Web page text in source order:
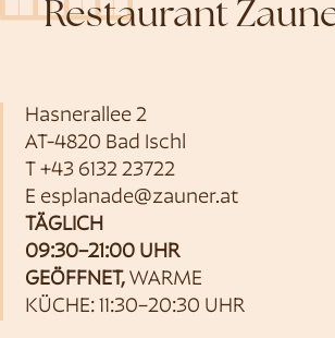
Restaurant
Hasnerallee 2
AT-4820 Bad Ischl
T +43 6132 23722
E esplanade@zauner.at
TÄGLICH
09:30–21:00 UHR
GEÖFFNET, WARME
KÜCHE: 11:30–20:30 UHR